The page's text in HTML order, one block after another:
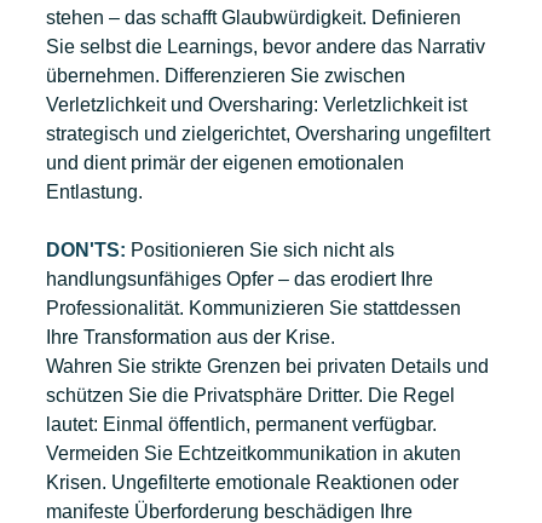
stehen – das schafft Glaubwürdigkeit. Definieren
Sie selbst die Learnings, bevor andere das Narrativ
übernehmen. Differenzieren Sie zwischen
Verletzlichkeit und Oversharing: Verletzlichkeit ist
strategisch und zielgerichtet, Oversharing ungefiltert
und dient primär der eigenen emotionalen
Entlastung.
DON'TS: Positionieren Sie sich nicht als
handlungsunfähiges Opfer – das erodiert Ihre
Professionalität. Kommunizieren Sie stattdessen
Ihre Transformation aus der Krise.
Wahren Sie strikte Grenzen bei privaten Details und
schützen Sie die Privatsphäre Dritter. Die Regel
lautet: Einmal öffentlich, permanent verfügbar.
Vermeiden Sie Echtzeitkommunikation in akuten
Krisen. Ungefilterte emotionale Reaktionen oder
manifeste Überforderung beschädigen Ihre